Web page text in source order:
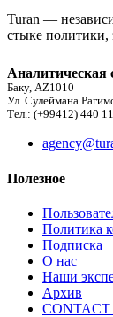
Turan —
стыке политики,
Аналитическая
Баку, AZ1010
Ул. Сулеймана
Тел.: (+99412) 440
Полезное
Политика
Подписка
О нас
Наши
Архив
CONTACT